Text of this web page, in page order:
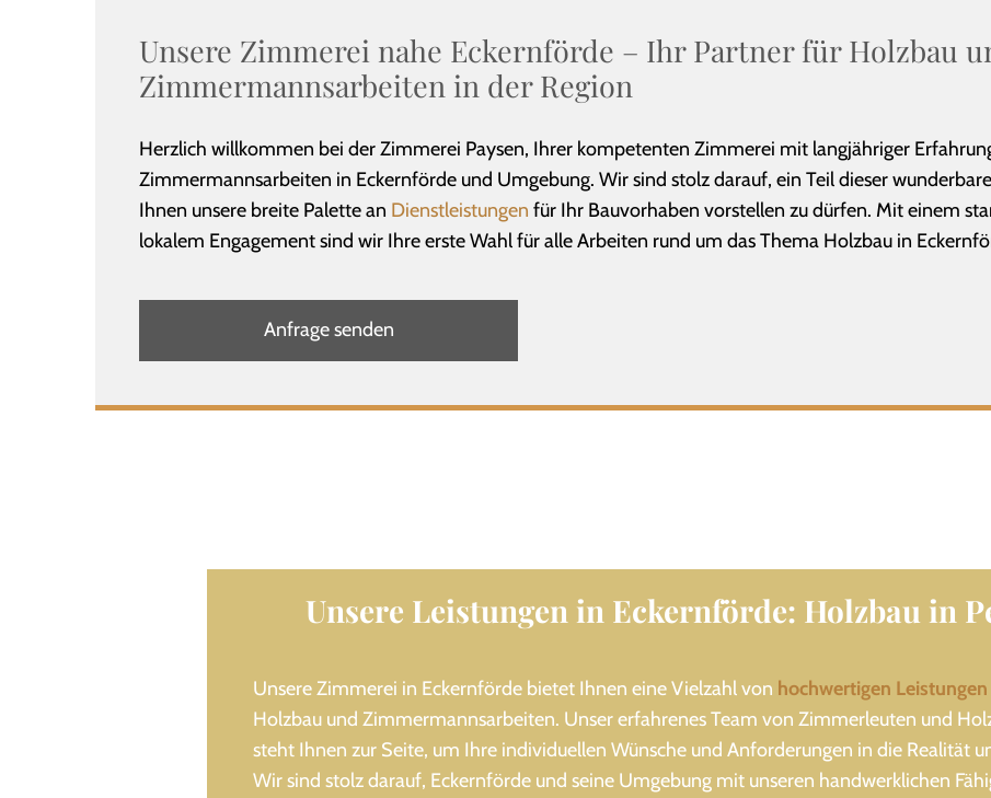
Unsere Zimmerei nahe Eckernförde – Ihr Partner für Holzbau
Zimmermannsarbeiten in der Region
Herzlich willkommen bei der Zimmerei Paysen, Ihrer kompetenten Zimmerei mit langjähriger
Zimmermannsarbeiten in Eckernförde und Umgebung. Wir sind stolz darauf, ein Teil dieser
Ihnen unsere breite Palette an Dienstleistungen für Ihr Bauvorhaben vorstellen zu dürfen. Mit einem
lokalem Engagement sind wir Ihre erste Wahl für alle Arbeiten rund um das Thema Holzbau in
Anfrage senden
Unsere Leistungen in Eckernförde: Holzbau in
Unsere Zimmerei in Eckernförde bietet Ihnen eine Vielzahl von hochwertigen Leistungen
Holzbau und Zimmermannsarbeiten. Unser erfahrenes Team von Zimmerleuten und
steht Ihnen zur Seite, um Ihre individuellen Wünsche und Anforderungen in die Realität
Wir sind stolz darauf, Eckernförde und seine Umgebung mit unseren handwerklichen